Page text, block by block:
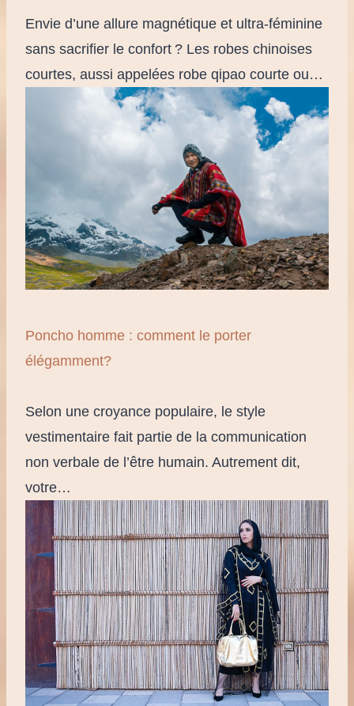
Envie d’une allure magnétique et ultra-féminine
sans sacrifier le confort ? Les robes chinoises
courtes, aussi appelées robe qipao courte ou…
Poncho homme : comment le porter
élégamment?
Selon une croyance populaire, le style
vestimentaire fait partie de la communication
non verbale de l’être humain. Autrement dit,
votre…